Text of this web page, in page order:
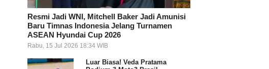
Resmi Jadi WNI, Mitchell Baker Jadi Amunisi
Baru Timnas Indonesia Jelang Turnamen
ASEAN Hyundai Cup 2026
Rabu, 15 Jul 2026 18:34 WIB
Luar Biasa! Veda Pratama